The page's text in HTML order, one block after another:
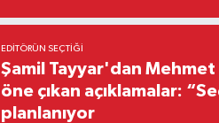
EDITÖRÜN SEÇTIĞI
Şamil Tayyar'dan
öne çıkan açıklamalar:
planlanıyor